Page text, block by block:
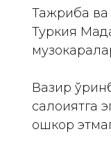
Тажриба
Туркия
Вазир
салоҳиятга
ошкор